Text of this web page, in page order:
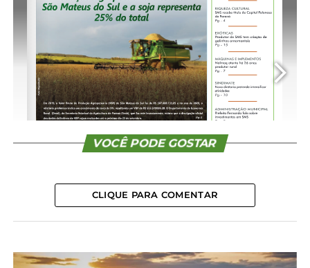
CONTINUE READING
VOCÊ PODE GOSTAR
CLIQUE PARA COMENTAR